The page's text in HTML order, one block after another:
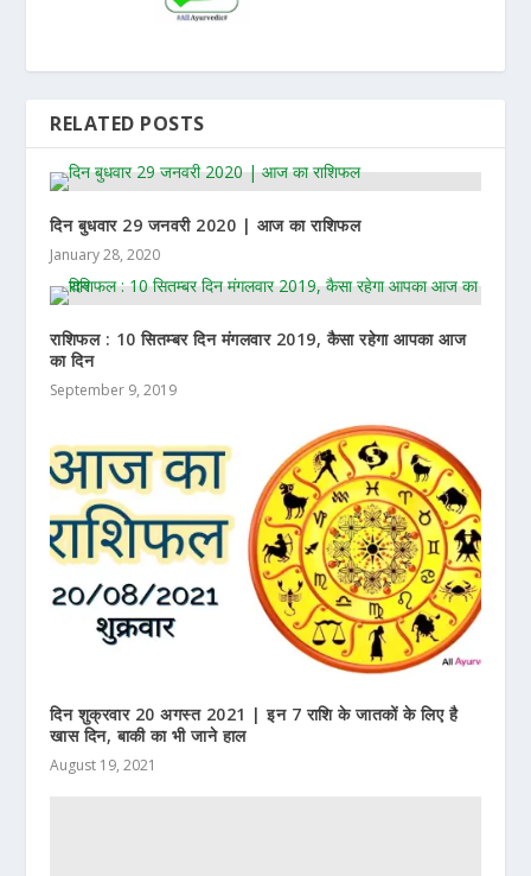
RELATED POSTS
दिन बुधवार 29 जनवरी 2020 | आज का राशिफल
January 28, 2020
राशिफल : 10 सितम्बर दिन मंगलवार 2019, कैसा रहेगा आपका आज
का दिन
September 9, 2019
दिन शुक्रवार 20 अगस्त 2021 | इन 7 राशि के जातकों के लिए है
खास दिन, बाकी का भी जाने हाल
August 19, 2021